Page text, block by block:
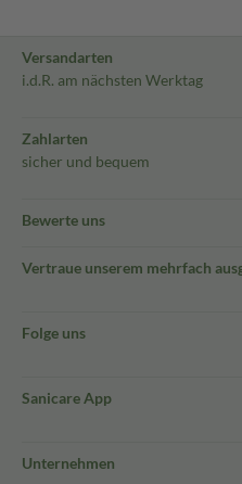
Versandarten
i.d.R. am nächsten Werktag
Zahlarten
sicher und bequem
Bewerte uns
Vertraue unserem mehrfach
Folge uns
Sanicare App
Unternehmen